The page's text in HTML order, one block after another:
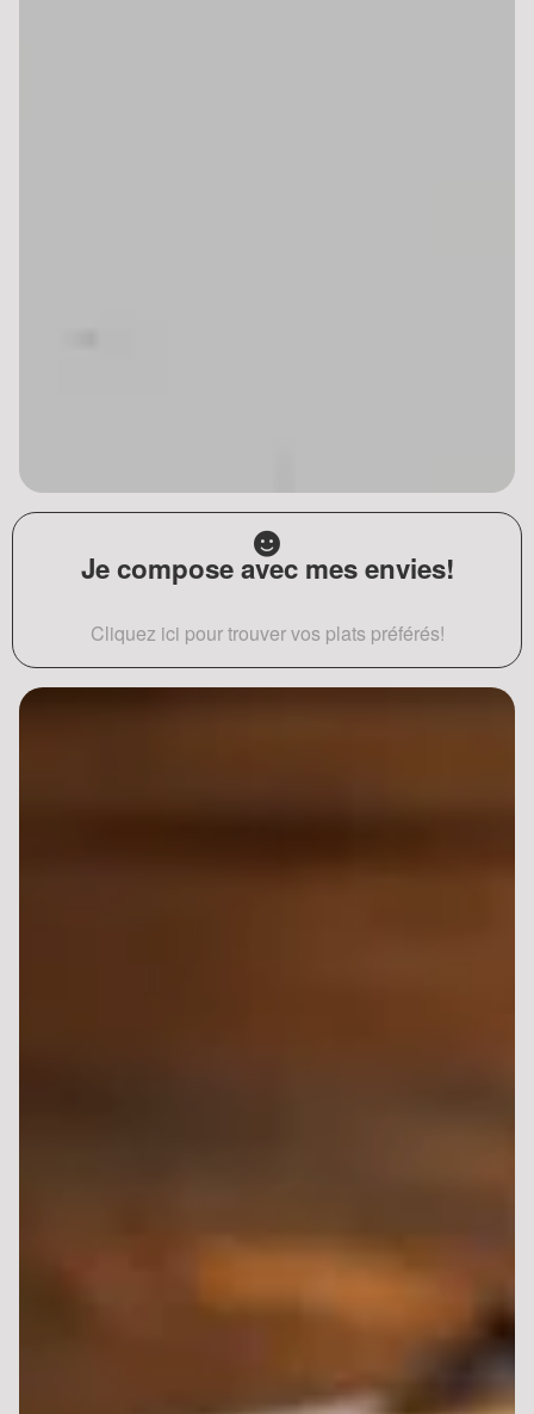
Je compose avec mes envies!
Cliquez ici pour trouver vos plats préférés!